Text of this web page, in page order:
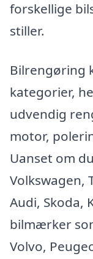
forskellige
stiller.
Bilrengøring
kategorier,
udvendig
motor,
Uanset om
Volkswagen,
Audi, Skoda,
bilmærker
Volvo,